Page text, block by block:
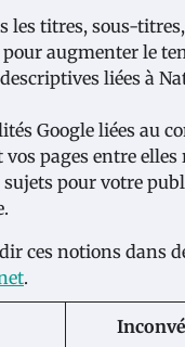
titres, sous-
augmenter le
liées à
Google liées au
pages entre
pour votre
ces notions dans
.